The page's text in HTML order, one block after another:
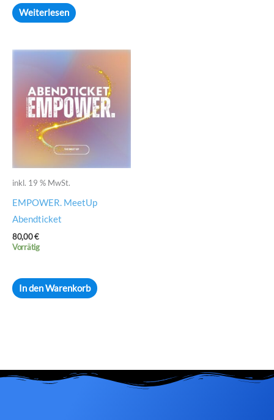
Weiterlesen
inkl. 19 % MwSt.
EMPOWER. MeetUp
Abendticket
80,00€
Vorrätig
In den Warenkorb